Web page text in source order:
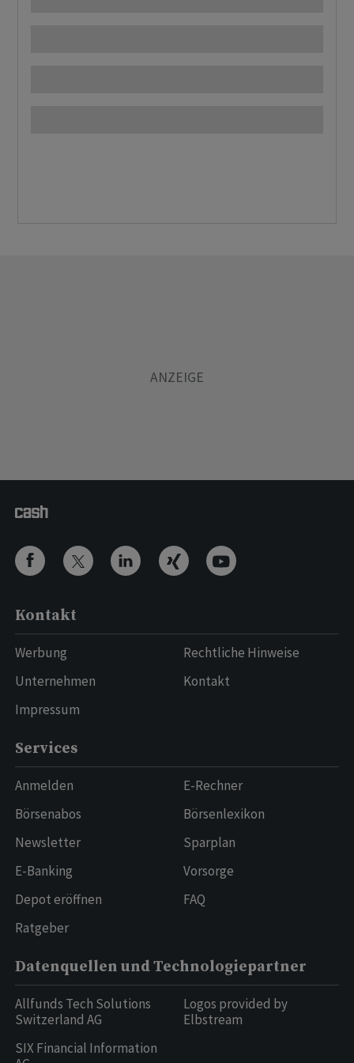
Kontakt
Werbung
Unternehmen
Impressum
Rechtliche Hinweise
Kontakt
Services
Anmelden
Börsenabos
Newsletter
E-Banking
Depot eröffnen
Ratgeber
E-Rechner
Börsenlexikon
Sparplan
Vorsorge
FAQ
Datenquellen und Technologiepartner
Allfunds Tech Solutions
Switzerland AG
SIX Financial Information
Logos provided by
Elbstream